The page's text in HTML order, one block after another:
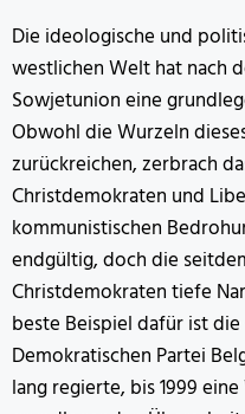
Die ideologische und
westlichen Welt hat nach
Sowjetunion eine
Obwohl die Wurzeln
zurückreichen, zerbrach
Christdemokraten und
kommunistischen
endgültig, doch die
Christdemokraten tiefe
beste Beispiel dafür ist
Demokratischen Partei
lang regierte, bis 1999